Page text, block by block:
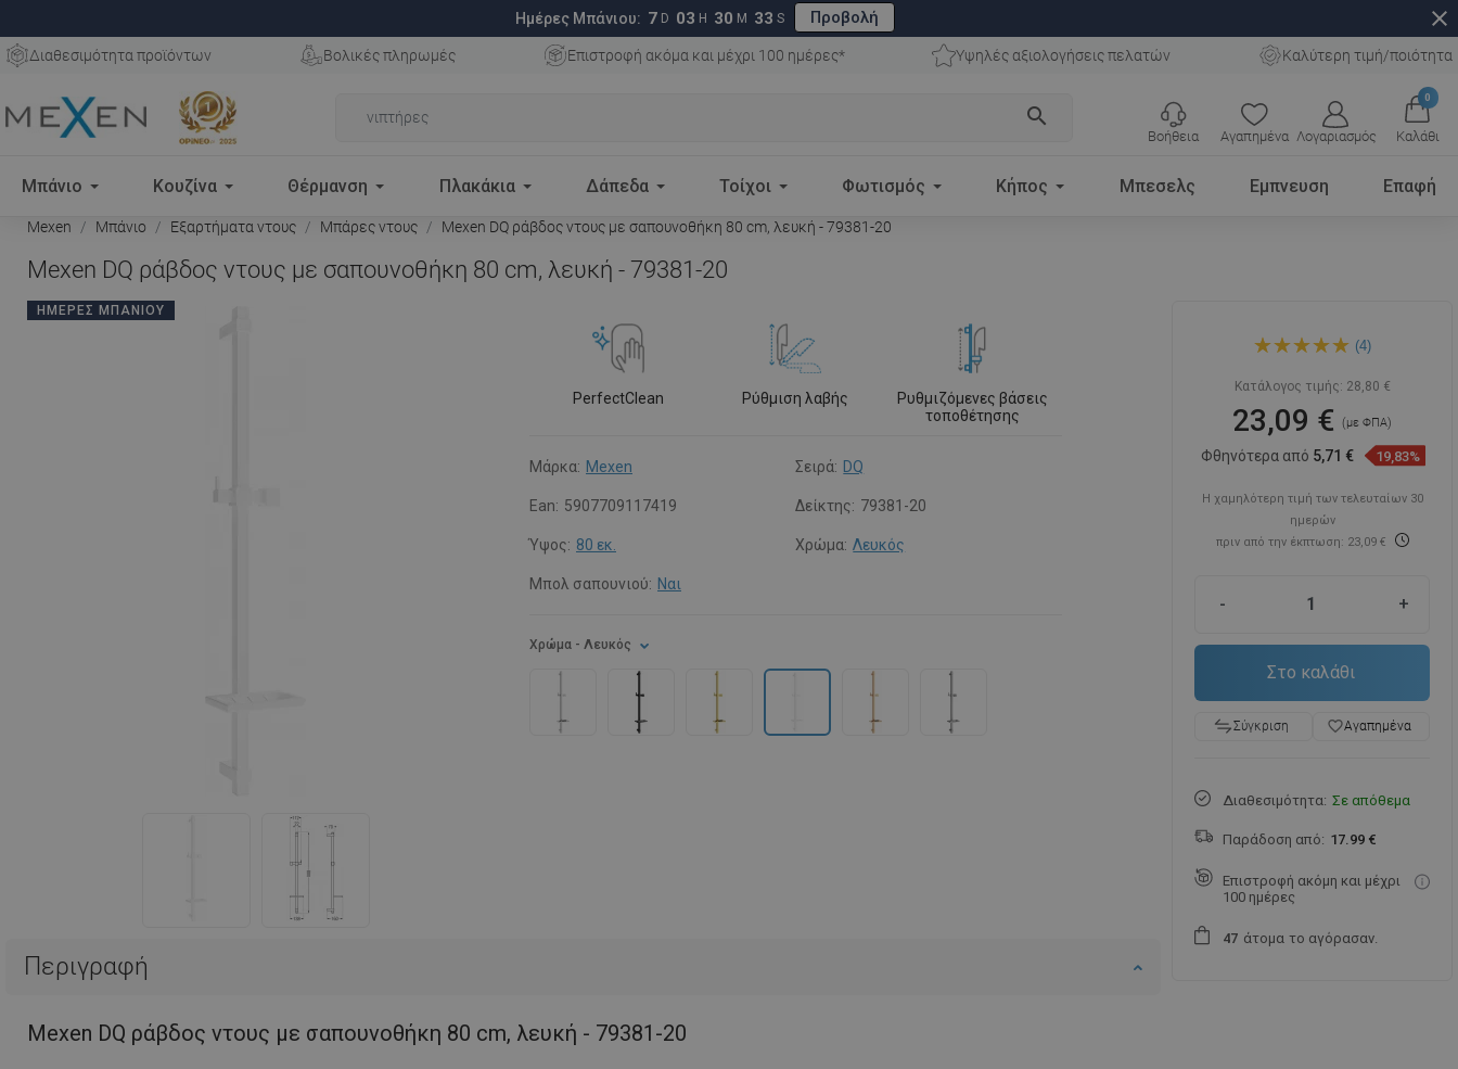
Ημέρες Μπάνιου: 7 D 03 H 30 M 32 S Προβολή close
Διαθεσιμότητα προϊόντων Βολικές πληρωμές Επιστροφή ακόμα και μέχρι 100 ημέρες* Υψηλές αξιολογήσεις πελατών Καλύτερη τιμή/ποιότητα
search
Αγαπημένα Λογαριασμός
0
Καλάθι
Βοήθεια
Μπάνιο Κουζίνα Θέρμανση Πλακάκια Δάπεδα Τοίχοι Φωτισμός Κήπος Μπεσελς Εμπνευση Επαφή
Mexen Μπάνιο Εξαρτήματα ντους Μπάρες ντους Mexen DQ ράβδος ντους με σαπουνοθήκη 80 cm, λευκή - 79381-20
Mexen DQ ράβδος ντους με σαπουνοθήκη 80 cm, λευκή - 79381-20
ΗΜΈΡΕΣ ΜΠΆΝΙΟΥ
PerfectClean Ρύθμιση λαβής
Ρυθμιζόμενες βάσεις
τοποθέτησης
Μάρκα: Mexen Σειρά: DQ
Ean: 5907709117419 Δείκτης: 79381-20
Ύψος: 80 εκ. Χρώμα: Λευκός
Μπολ σαπουνιού: Ναι
Χρώμα - Λευκός
Περιγραφή
Mexen DQ ράβδος ντους με σαπουνοθήκη 80 cm, λευκή - 79381-20
σαπουνοθήκη 80 cm, λευκή -
(4)
Κατάλογος τιμής: 28,80 €
23,09 €(με ΦΠΑ)
Φθηνότερα από 5,71 € 19,83%
Η χαμηλότερη τιμή των τελευταίων 30
ημερών
πριν από την έκπτωση: 23,09 €
- +
Στο καλάθι
Σύγκριση favorite_borderΑγαπημένα
Διαθεσιμότητα: Σε απόθεμα
Παράδοση από: 17.99 €
Επιστροφή ακόμη και μέχρι
100 ημέρες
47 άτομα το αγόρασαν.